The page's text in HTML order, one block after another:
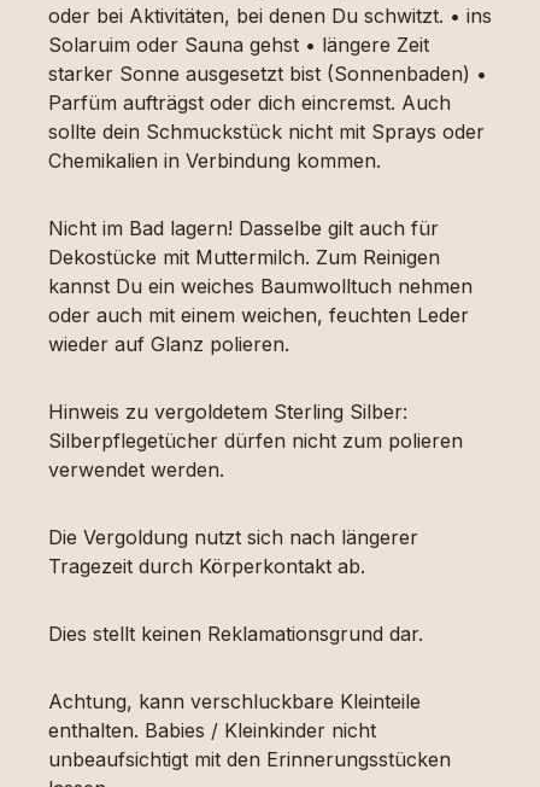
oder bei Aktivitäten, bei denen Du schwitzt. • ins
Solaruim oder Sauna gehst • längere Zeit
starker Sonne ausgesetzt bist (Sonnenbaden) •
Parfüm aufträgst oder dich eincremst. Auch
sollte dein Schmuckstück nicht mit Sprays oder
Chemikalien in Verbindung kommen.
Nicht im Bad lagern! Dasselbe gilt auch für
Dekostücke mit Muttermilch. Zum Reinigen
kannst Du ein weiches Baumwolltuch nehmen
oder auch mit einem weichen, feuchten Leder
wieder auf Glanz polieren.
Hinweis zu vergoldetem Sterling Silber:
Silberpflegetücher dürfen nicht zum polieren
verwendet werden.
Die Vergoldung nutzt sich nach längerer
Tragezeit durch Körperkontakt ab.
Dies stellt keinen Reklamationsgrund dar.
Achtung, kann verschluckbare Kleinteile
enthalten. Babies / Kleinkinder nicht
unbeaufsichtigt mit den Erinnerungsstücken